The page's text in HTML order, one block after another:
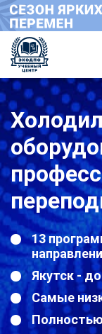
13
Якутск -
Самые